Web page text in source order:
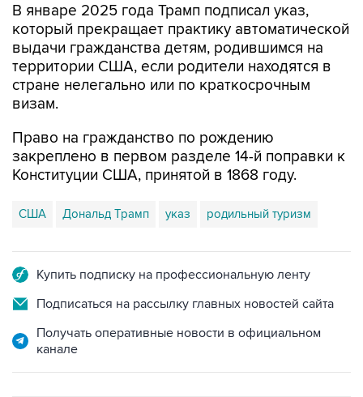
В январе 2025 года Трамп подписал указ,
который прекращает практику автоматической
выдачи гражданства детям, родившимся на
территории США, если родители находятся в
стране нелегально или по краткосрочным
визам.
Право на гражданство по рождению
закреплено в первом разделе 14-й поправки к
Конституции США, принятой в 1868 году.
США Дональд Трамп указ родильный туризм
Купить подписку на профессиональную ленту
Подписаться на рассылку главных новостей сайта
Получать оперативные новости в официальном
канале